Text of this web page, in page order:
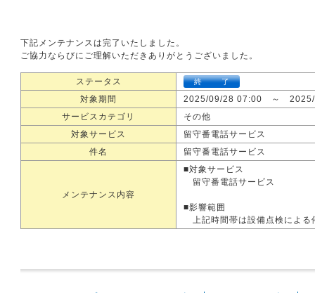
下記メンテナンスは完了いたしました。
ご協力ならびにご理解いただきありがとうございました。
ステータス 終了
対象期間
2025/09/28 07:00 ～ 2025/
サービスカテゴリ
その他
対象サービス
留守番電話サービス
件名
留守番電話サービス
メンテナンス内容
■対象サービス
留守番電話サービス
■影響範囲
上記時間帯は設備点検による